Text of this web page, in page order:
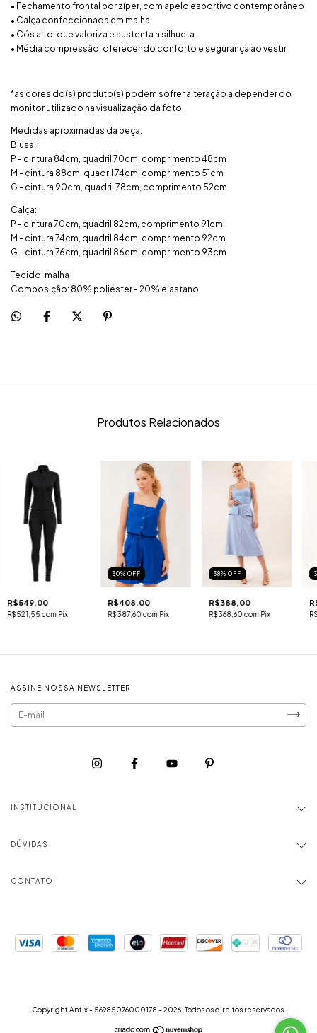
• Fechamento frontal por zíper, com apelo esportivo contemporâneo
• Calça confeccionada em malha
• Cós alto, que valoriza e sustenta a silhueta
• Média compressão, oferecendo conforto e segurança ao vestir
*as cores do(s) produto(s) podem sofrer alteração a depender do
monitor utilizado na visualização da foto.
Medidas aproximadas da peça:
Blusa:
P - cintura 84cm, quadril 70cm, comprimento 48cm
M - cintura 88cm, quadril 74cm, comprimento 51cm
G - cintura 90cm, quadril 78cm, comprimento 52cm
Calça:
P - cintura 70cm, quadril 82cm, comprimento 91cm
M - cintura 74cm, quadril 84cm, comprimento 92cm
G - cintura 76cm, quadril 86cm, comprimento 93cm
Tecido: malha
Composição: 80% poliéster - 20% elastano
Produtos Relacionados
R$549,00
R$521,55com Pix
30%OFF
R$408,00
R$387,60com Pix
38% OFF
R$388,00
R$368,60com Pix
ASSINE NOSSA NEWSLETTER
INSTITUCIONAL
DÚVIDAS
CONTATO
Copyright Antix - 56985076000178 - 2026. Todos os direitos reservados.